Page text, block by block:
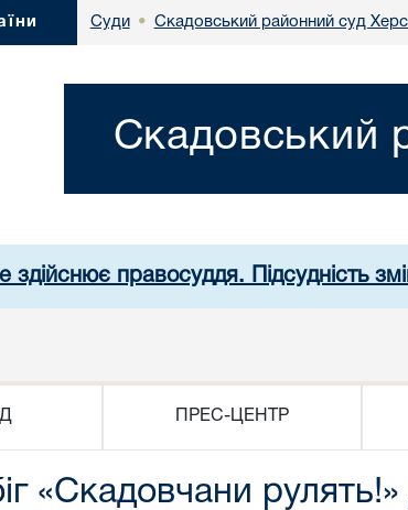
Суди • Скадовський районний суд
Скадовський
здійснює правосуддя. Підсудність
ПРЕС-ЦЕНТР
«Скадовчани